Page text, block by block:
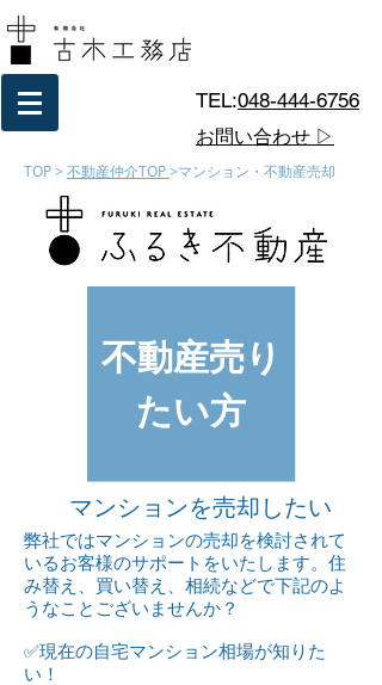
TEL:048-444-6756
お問い合わせ ▷
TOP> 不動産仲介TOP>マンション・不動産売却
不動産売り
たい方
マンションを売却したい
弊社ではマンションの売却を検討されて
いるお客様のサポートをいたします。住
み替え、買い替え、相続などで下記のよ
うなことございませんか？
​✅現在の自宅マンション相場が知りた
い！